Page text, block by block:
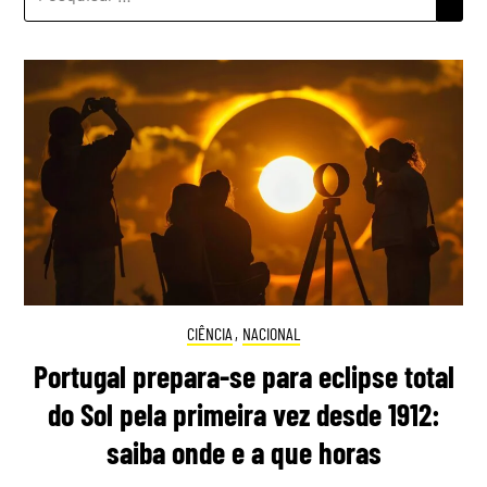
CIÊNCIA , NACIONAL
Portugal prepara-se para eclipse total
do Sol pela primeira vez desde 1912:
saiba onde e a que horas